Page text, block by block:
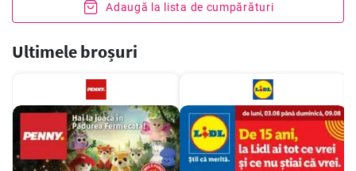
Adaugă la lista de cumpărături
Ultimele broșuri